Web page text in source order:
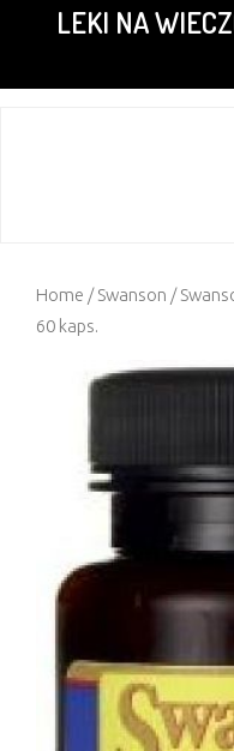
content
LEKI NA
Home /Swanson /
60 kaps.